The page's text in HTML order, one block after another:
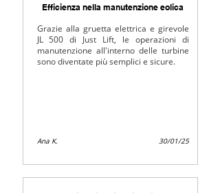
Efficienza nella manutenzione eolica
Grazie alla gruetta elettrica e girevole
JL 500 di Just Lift, le operazioni di
manutenzione all'interno delle turbine
sono diventate più semplici e sicure.
Ana K. 30/01/25